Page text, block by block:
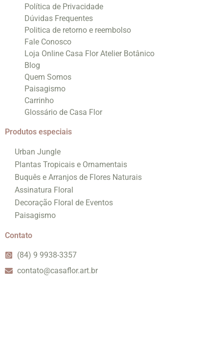
Política de Privacidade
Dúvidas Frequentes
Politica de retorno e reembolso
Fale Conosco
Loja Online Casa Flor Atelier Botânico
Blog
Quem Somos
Paisagismo
Carrinho
Glossário de Casa Flor
Produtos especiais
Urban Jungle
Plantas Tropicais e Ornamentais
Buquês e Arranjos de Flores Naturais
Assinatura Floral
Decoração Floral de Eventos
Paisagismo
Contato
(84) 9 9938-3357
contato@casaflor.art.br